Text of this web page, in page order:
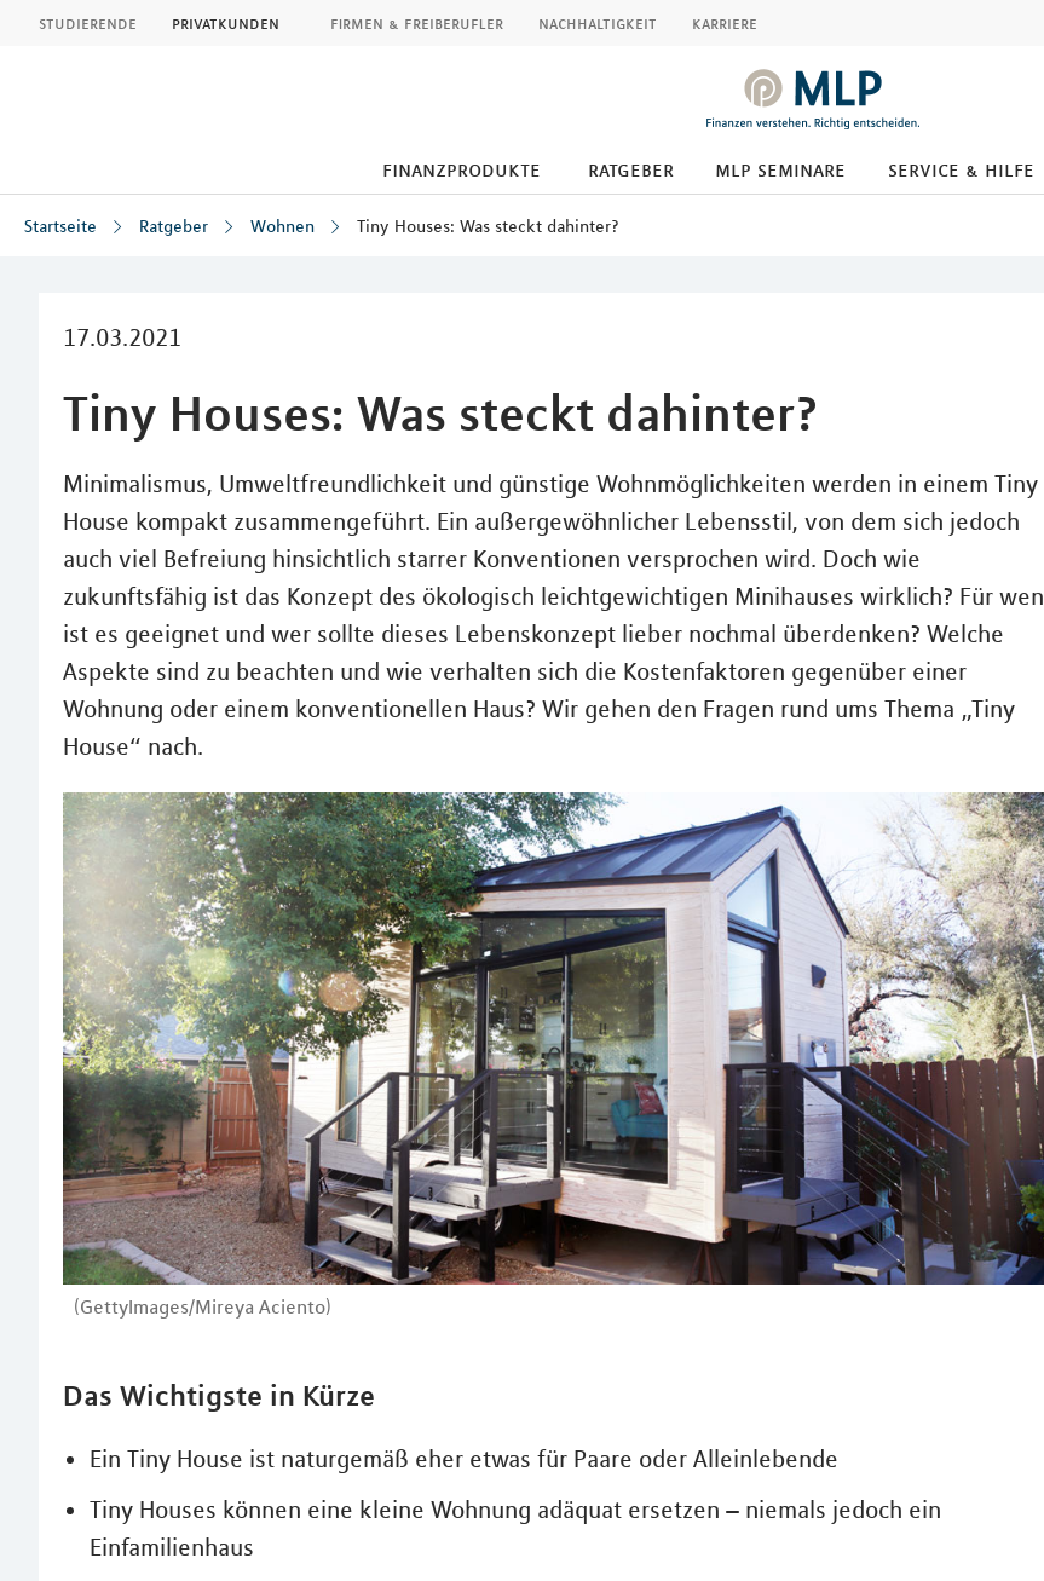
studierende privatkunden firmen & freiberufler nachhaltigkeit karriere
finanzprodukte ratgeber mlp seminare service & hilfe
Startseite Ratgeber Wohnen Tiny Houses: Was steckt dahinter?
17.03.2021
Tiny Houses: Was steckt dahinter?
Minimalismus, Umweltfreundlichkeit und günstige Wohnmöglichkeiten werden in einem Tiny
House kompakt zusammengeführt. Ein außergewöhnlicher Lebensstil, von dem sich jedoch
auch viel Befreiung hinsichtlich starrer Konventionen versprochen wird. Doch wie
zukunftsfähig ist das Konzept des ökologisch leichtgewichtigen Minihauses wirklich? Für wen
ist es geeignet und wer sollte dieses Lebenskonzept lieber nochmal überdenken? Welche
Aspekte sind zu beachten und wie verhalten sich die Kostenfaktoren gegenüber einer
Wohnung oder einem konventionellen Haus? Wir gehen den Fragen rund ums Thema „Tiny
House“ nach.
(GettyImages/Mireya Aciento)
Das Wichtigste in Kürze
Ein Tiny House ist naturgemäß eher etwas für Paare oder Alleinlebende
Tiny Houses können eine kleine Wohnung adäquat ersetzen – niemals jedoch ein
Einfamilienhaus